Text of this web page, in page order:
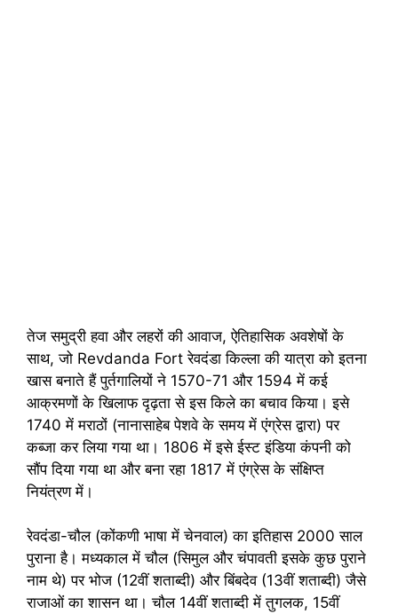
तेज समुद्री हवा और लहरों की आवाज, ऐतिहासिक अवशेषों के
साथ, जो Revdanda Fort रेवदंडा किल्ला की यात्रा को इतना
खास बनाते हैं पुर्तगालियों ने 1570-71 और 1594 में कई
आक्रमणों के खिलाफ दृढ़ता से इस किले का बचाव किया। इसे
1740 में मराठों (नानासाहेब पेशवे के समय में एंग्रेस द्वारा) पर
कब्जा कर लिया गया था। 1806 में इसे ईस्ट इंडिया कंपनी को
सौंप दिया गया था और बना रहा 1817 में एंग्रेस के संक्षिप्त
नियंत्रण में।
रेवदंडा-चौल (कोंकणी भाषा में चेनवाल) का इतिहास 2000 साल
पुराना है। मध्यकाल में चौल (सिमुल और चंपावती इसके कुछ पुराने
नाम थे) पर भोज (12वीं शताब्दी) और बिंबदेव (13वीं शताब्दी) जैसे
राजाओं का शासन था। चौल 14वीं शताब्दी में तुगलक, 15वीं